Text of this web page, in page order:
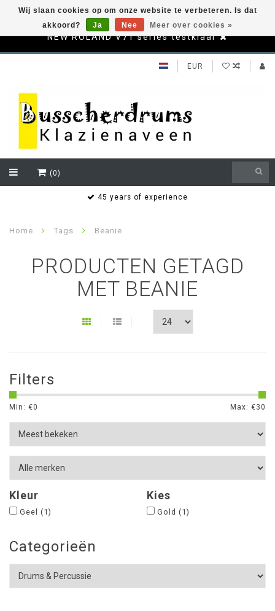
NEW ROLAND V71 series testklaar
EUR
(0)
45 years of experience
Home Tags Beanie
PRODUCTEN GETAGD
MET BEANIE
Filters
Min: €0 Max: €30
Kleur
Geel (1)
Kies
Gold (1)
Categorieën
Wij slaan cookies op om onze website te verbeteren. Is dat
akkoord?
Ja Nee Meer over cookies »